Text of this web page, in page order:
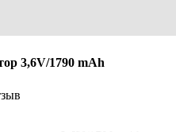
3,6V/1790 mAh